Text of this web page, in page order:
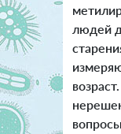
людей